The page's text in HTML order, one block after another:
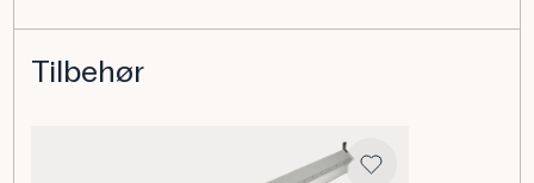
skinnen. På denne måten kan elevene arbeide med
friksjonsfrie bevegelseseksperimenter som utforsker
Tilbehør